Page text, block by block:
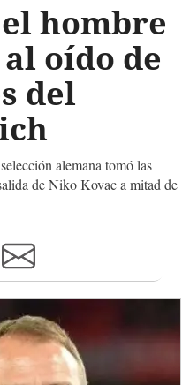
hombre
oído de
del
alemana tomó las
de Niko Kovac a mitad de